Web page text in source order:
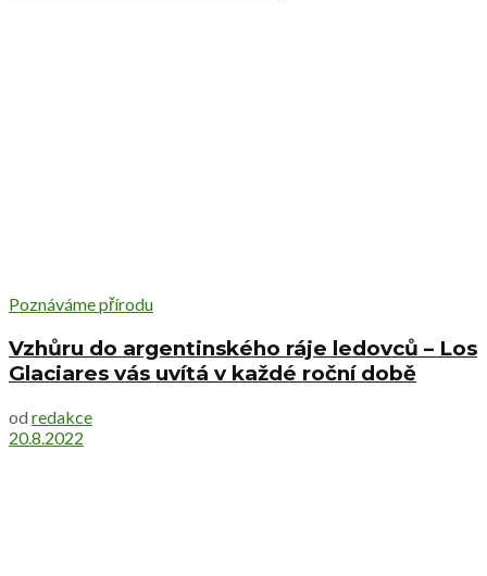
Poznáváme přírodu
Vzhůru do argentinského ráje ledovců – Los
Glaciares vás uvítá v každé roční době
od redakce
20.8.2022